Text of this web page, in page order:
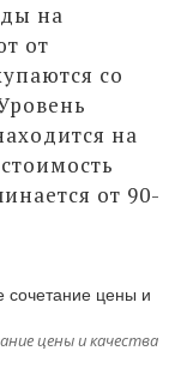
на
от
со
на
от 90-
цены и качества